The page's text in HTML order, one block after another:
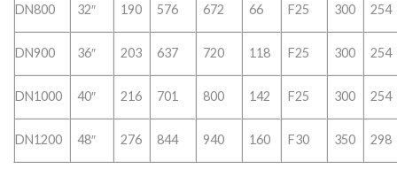
DN800 32″ 190 576 672 66 F25 300 254
DN900 36″ 203 637 720 118 F25 300 254
DN1000 40″ 216 701 800 142 F25 300 254
DN1200 48″ 276 844 940 160 F30 350 298